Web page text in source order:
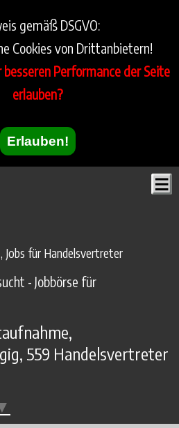
gemäß DSGVO:
Cookies von Drittanbietern!
besseren Performance der Seite
erlauben?
Erlauben!
Jobs für Handelsvertreter
- Jobbörse für
559 Handelsvertreter